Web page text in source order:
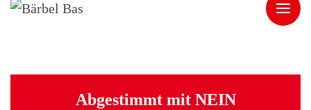
Abgestimmt mit NEIN